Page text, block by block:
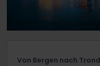
Von Bergen nach